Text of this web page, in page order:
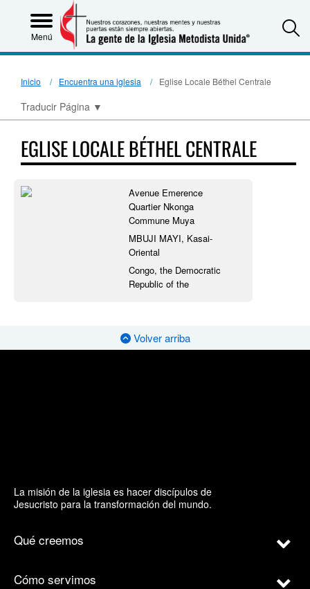
Menú
Inicio Encuentra una iglesia Eglise Locale Béthel Centrale
Traducir Página ▼
EGLISE LOCALE BÉTHEL CENTRALE
Avenue Emerence
Quartier Nkonga
Commune Muya
MBUJI MAYI, Kasai-
Oriental
Congo, the Democratic
Republic of the
Volver arriba
La misión de la iglesia es hacer discípulos de
Jesucristo para la transformación del mundo.
Qué creemos
Cómo servimos